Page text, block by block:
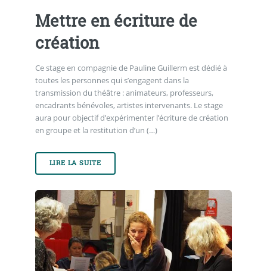
Mettre en écriture de
création
Ce stage en compagnie de Pauline Guillerm est dédié à
toutes les personnes qui s’engagent dans la
transmission du théâtre : animateurs, professeurs,
encadrants bénévoles, artistes intervenants. Le stage
aura pour objectif d’expérimenter l’écriture de création
en groupe et la restitution d’un (…)
LIRE LA SUITE